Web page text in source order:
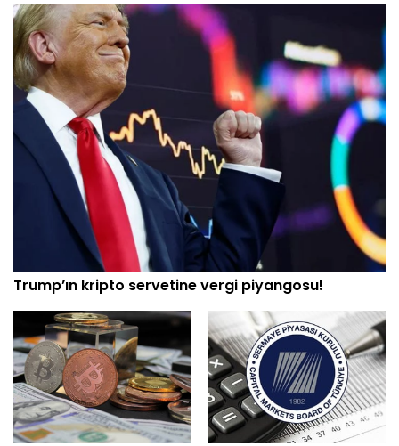
Trump’ın kripto servetine vergi piyangosu!